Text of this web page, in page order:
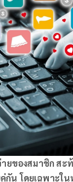
ายของสมาชิก
น โดยเฉพาะใน